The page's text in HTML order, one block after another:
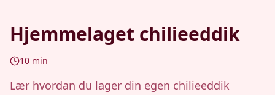
Hjemmelaget chilieeddik
10 min
Lær hvordan du lager din egen chilieeddik